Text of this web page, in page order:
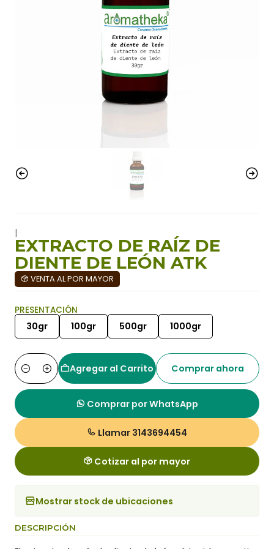
|
EXTRACTO DE RAÍZ DE
DIENTE DE LEÓN ATK
VENTA AL POR MAYOR
PRESENTACIÓN
30gr 100gr 500gr 1000gr
Cantidad
Agregar al Carrito Comprar ahora
Comprar por WhatsApp
Llamar 3143694454
Cotizar al por mayor
Mostrar stock de ubicaciones
DESCRIPCIÓN